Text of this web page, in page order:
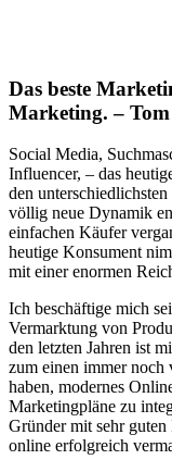
Das beste
Marketing. –
Social Media,
Influencer, – das
den
völlig neue Dynamik
einfachen Käufer
heutige Konsument
mit einer enormen
Ich beschäftige mich
Vermarktung von
den letzten Jahren ist
zum einen immer
haben, modernes
Marketingpläne zu
Gründer mit sehr
online erfolgreich